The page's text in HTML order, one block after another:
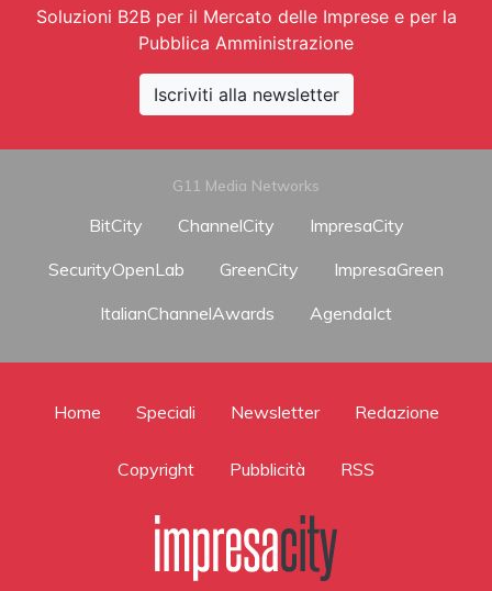
Soluzioni B2B per il Mercato delle Imprese e per la
Pubblica Amministrazione
Iscriviti alla newsletter
G11 Media Networks
BitCity ChannelCity
ImpresaCity
SecurityOpenLab
GreenCity
ImpresaGreen
ItalianChannelAwards
AgendaIct
Home Speciali Newsletter Redazione
Copyright Pubblicità RSS